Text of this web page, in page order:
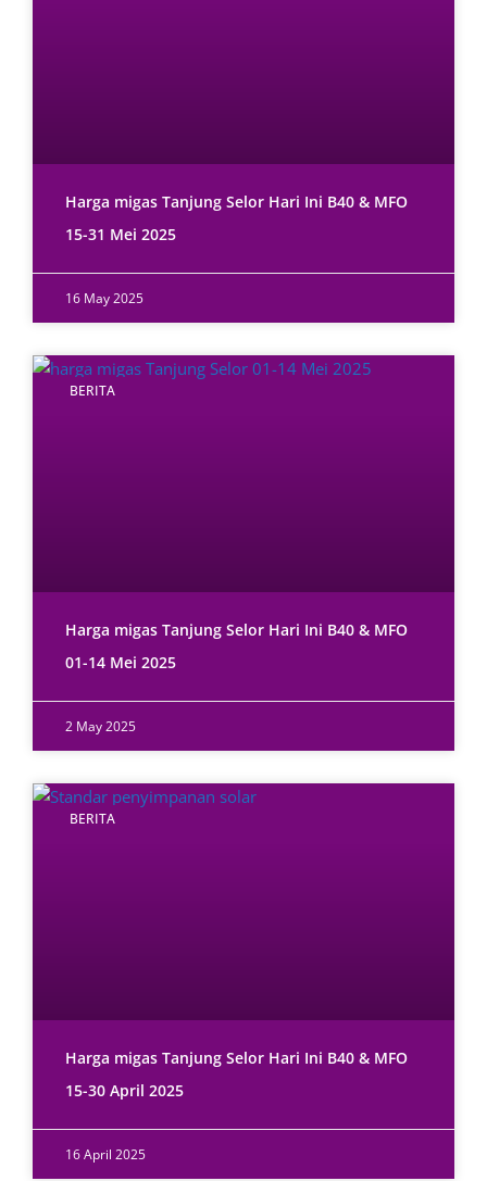
Harga migas Tanjung Selor Hari Ini B40 & MFO
15-31 Mei 2025
16 May 2025
BERITA
Harga migas Tanjung Selor Hari Ini B40 & MFO
01-14 Mei 2025
2 May 2025
BERITA
Harga migas Tanjung Selor Hari Ini B40 & MFO
15-30 April 2025
16 April 2025